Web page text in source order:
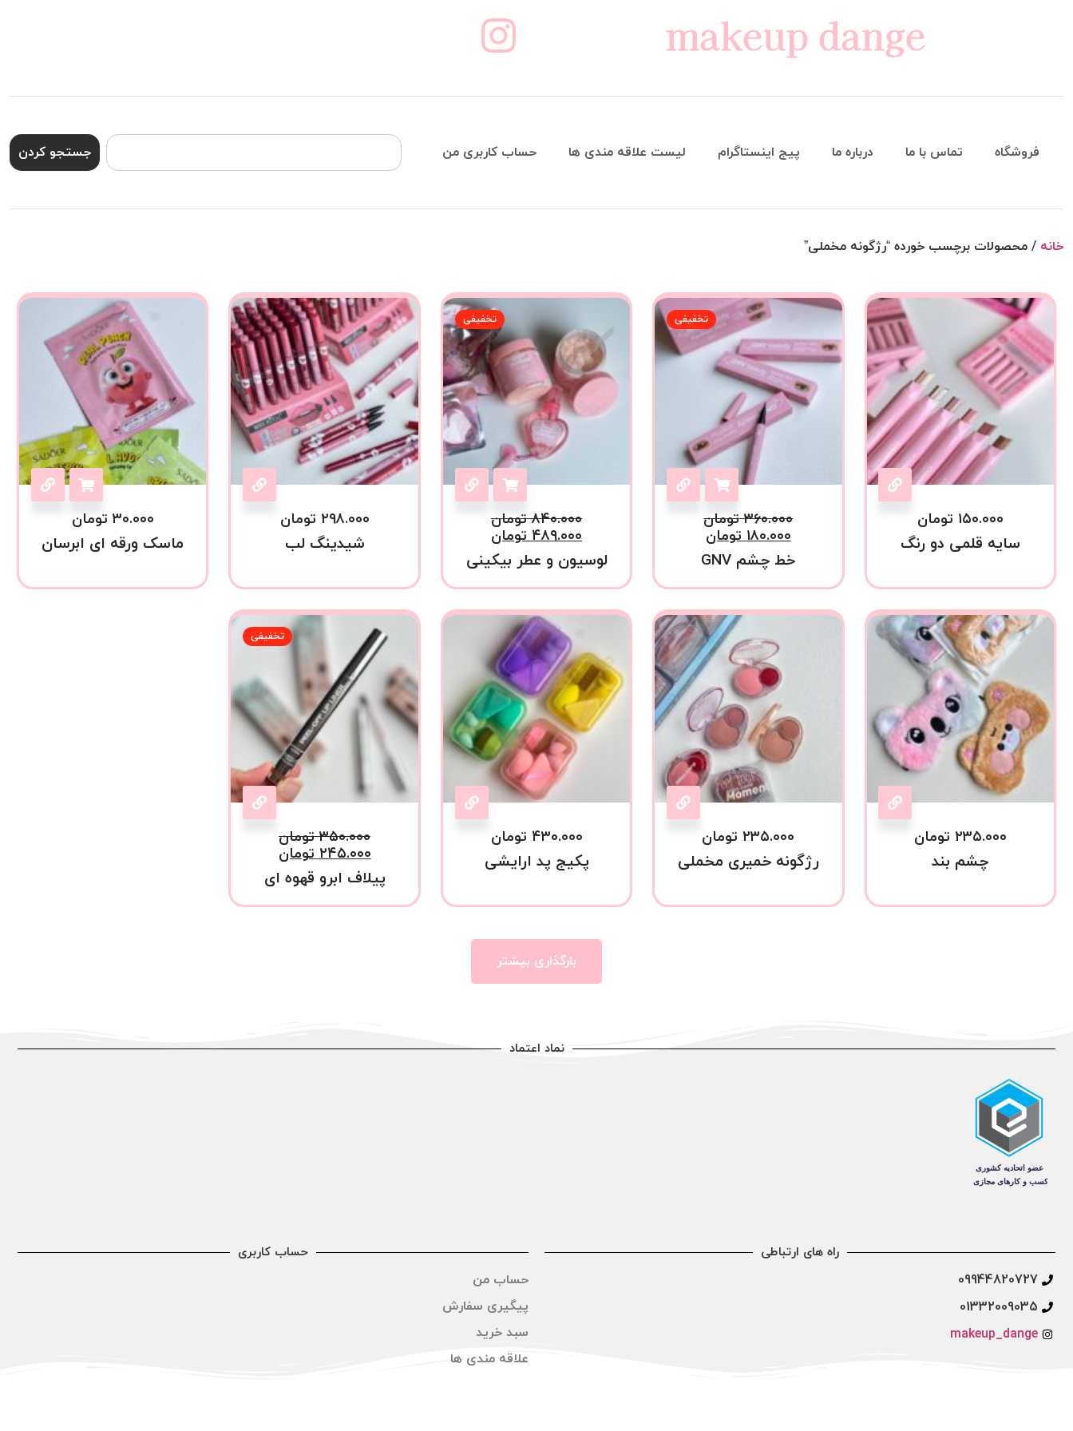
makeup dange
فروشگاه تماس با ما درباره ما پیج اینستاگرام لیست علاقه مندی ها حساب کاربری من جستجو کردن
خانه / محصولات برچسب خورده “رژگونه مخملی”
۱۵۰.۰۰۰ تومان
سایه قلمی دو رنگ
تخفیفی
۳۶۰.۰۰۰ تومان
۱۸۰.۰۰۰ تومان
خط چشم GNV
تخفیفی
۸۴۰.۰۰۰ تومان
۴۸۹.۰۰۰ تومان
لوسیون و عطر بیکینی
۲۹۸.۰۰۰ تومان
شیدینگ لب
۳۰.۰۰۰ تومان
ماسک ورقه ای ابرسان
۲۳۵.۰۰۰ تومان
چشم بند
۲۳۵.۰۰۰ تومان
رژگونه خمیری مخملی
۴۳۰.۰۰۰ تومان
پکیج پد ارایشی
تخفیفی
۳۵۰.۰۰۰ تومان
۲۴۵.۰۰۰ تومان
پیلاف ابرو قهوه ای
بارگذاری بیشتر
نماد اعتماد
راه های ارتباطی
09944820727
01332009035
makeup_dange
حساب کاربری
حساب من
پیگیری سفارش
سبد خرید
علاقه مندی ها